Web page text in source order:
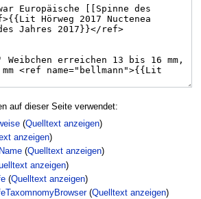
auf dieser Seite verwendet:
(Quelltext anzeigen)
anzeigen)
(Quelltext anzeigen)
anzeigen)
(Quelltext anzeigen)
(Quelltext anzeigen)